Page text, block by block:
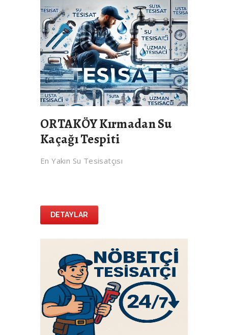
ORTAKÖY Kırmadan Su
Kaçağı Tespiti
En Yakın Su Tesisatçısı
DETAYLAR